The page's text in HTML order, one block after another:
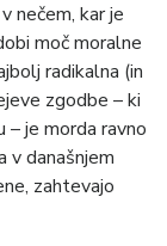
nečem, kar je
moč moralne
radikalna (in
zgodbe – ki
je morda ravno
v današnjem
zahtevajo